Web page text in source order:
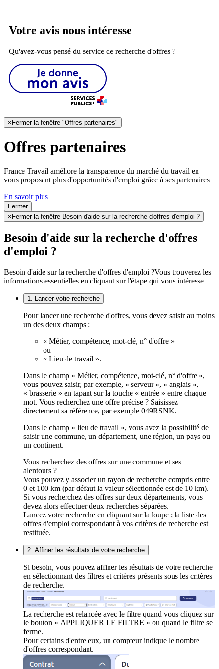
Votre avis nous intéresse
Qu'avez-vous pensé du service de recherche d'offres ?
× Fermer la fenêtre "Offres partenaires"
Offres partenaires
France Travail améliore la transparence du marché du travail en
vous proposant plus d'opportunités d'emploi grâce à ses partenaires
En savoir plus
Fermer
× Fermer la fenêtre Besoin d'aide sur la recherche d'offres d'emploi ?
Besoin d'aide sur la recherche d'offres
d'emploi ?
Besoin d'aide sur la recherche d'offres d'emploi ?Vous trouverez les
informations essentielles en cliquant sur l'étape qui vous intéresse
1. Lancer votre recherche
Pour lancer une recherche d'offres, vous devez saisir au moins
un des deux champs :
« Métier, compétence, mot-clé, n° d'offre »
ou
« Lieu de travail ».
Dans le champ « Métier, compétence, mot-clé, n° d'offre »,
vous pouvez saisir, par exemple, « serveur », « anglais »,
« brasserie » en tapant sur la touche « entrée » entre chaque
mot. Vous recherchez une offre précise ? Saisissez
directement sa référence, par exemple 049RSNK.
Dans le champ « lieu de travail », vous avez la possibilité de
saisir une commune, un département, une région, un pays ou
un continent.
Vous recherchez des offres sur une commune et ses
alentours ?
Vous pouvez y associer un rayon de recherche compris entre
0 et 100 km (par défaut la valeur sélectionnée est de 10 km).
Si vous recherchez des offres sur deux départements, vous
devez alors effectuer deux recherches séparées.
Lancez votre recherche en cliquant sur la loupe ; la liste des
offres d'emploi correspondant à vos critères de recherche est
restituée.
2. Affiner les résultats de votre recherche
Si besoin, vous pouvez affiner les résultats de votre recherche
en sélectionnant des filtres et critères présents sous les critères
de recherche.
La recherche est relancée avec le filtre quand vous cliquez sur
le bouton « APPLIQUER LE FILTRE » ou quand le filtre se
ferme.
Pour certains d'entre eux, un compteur indique le nombre
d'offres correspondant.